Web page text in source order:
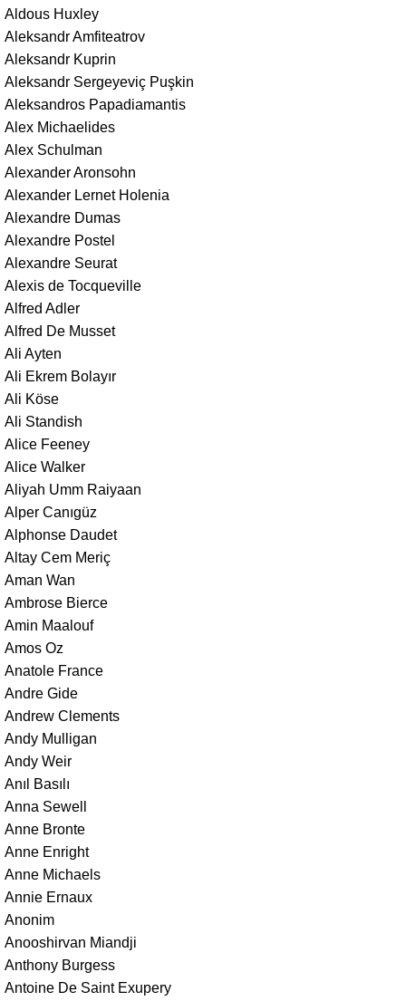
Aldous Huxley
Aleksandr Amfiteatrov
Aleksandr Kuprin
Aleksandr Sergeyeviç Puşkin
Aleksandros Papadiamantis
Alex Michaelides
Alex Schulman
Alexander Aronsohn
Alexander Lernet Holenia
Alexandre Dumas
Alexandre Postel
Alexandre Seurat
Alexis de Tocqueville
Alfred Adler
Alfred De Musset
Ali Ayten
Ali Ekrem Bolayır
Ali Köse
Ali Standish
Alice Feeney
Alice Walker
Aliyah Umm Raiyaan
Alper Canıgüz
Alphonse Daudet
Altay Cem Meriç
Aman Wan
Ambrose Bierce
Amin Maalouf
Amos Oz
Anatole France
Andre Gide
Andrew Clements
Andy Mulligan
Andy Weir
Anıl Basılı
Anna Sewell
Anne Bronte
Anne Enright
Anne Michaels
Annie Ernaux
Anonim
Anooshirvan Miandji
Anthony Burgess
Antoine De Saint Exupery